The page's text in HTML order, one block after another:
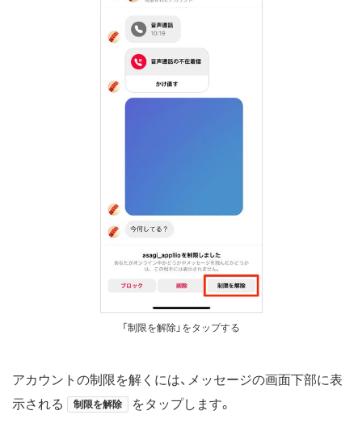
「制限を解除」をタップする
アカウントの制限を解くには、メッセージの画面下部に表
示される
制限を解除 をタップします。